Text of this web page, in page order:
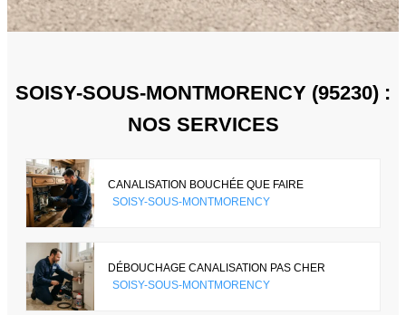
SOISY-SOUS-MONTMORENCY (95230) :
NOS SERVICES
CANALISATION BOUCHÉE QUE FAIRE
SOISY-SOUS-MONTMORENCY
DÉBOUCHAGE CANALISATION PAS CHER
SOISY-SOUS-MONTMORENCY